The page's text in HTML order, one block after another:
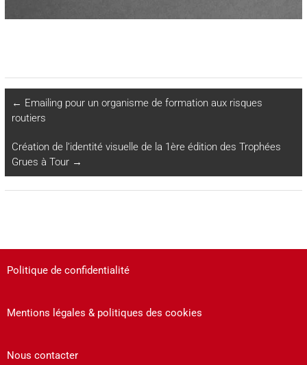
← Emailing pour un organisme de formation aux risques
routiers
Création de l’identité visuelle de la 1ère édition des Trophées
Grues à Tour →
Politique de confidentialité
Mentions légales & politiques des cookies
Nous contacter